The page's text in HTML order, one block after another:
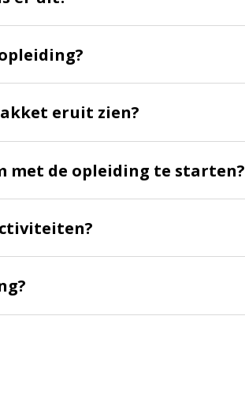
eruit zien?
met de opleiding te starten?